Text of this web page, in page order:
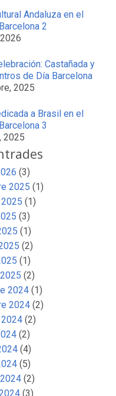
Andaluza en el
2
Castañada y
de Día Barcelona
2025
a Brasil en el
3
2025
(3)
2025 (1)
(1)
(3)
(1)
(2)
(1)
(2)
2024(1)
2024(2)
(2)
(2)
(4)
(5)
(2)
(3)